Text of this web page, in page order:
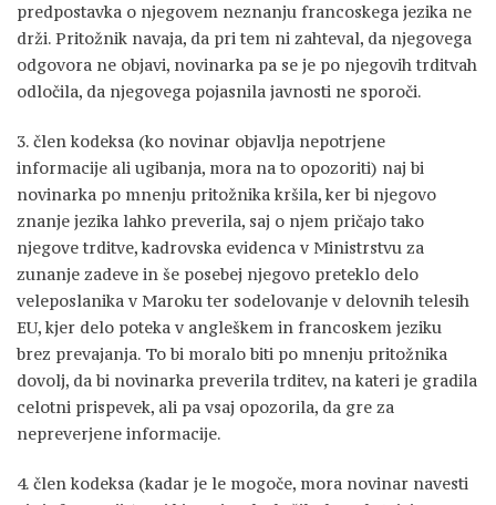
predpostavka o njegovem neznanju francoskega jezika ne
drži. Pritožnik navaja, da pri tem ni zahteval, da njegovega
odgovora ne objavi, novinarka pa se je po njegovih trditvah
odločila, da njegovega pojasnila javnosti ne sporoči.
3. člen kodeksa (ko novinar objavlja nepotrjene
informacije ali ugibanja, mora na to opozoriti) naj bi
novinarka po mnenju pritožnika kršila, ker bi njegovo
znanje jezika lahko preverila, saj o njem pričajo tako
njegove trditve, kadrovska evidenca v Ministrstvu za
zunanje zadeve in še posebej njegovo preteklo delo
veleposlanika v Maroku ter sodelovanje v delovnih telesih
EU, kjer delo poteka v angleškem in francoskem jeziku
brez prevajanja. To bi moralo biti po mnenju pritožnika
dovolj, da bi novinarka preverila trditev, na kateri je gradila
celotni prispevek, ali pa vsaj opozorila, da gre za
nepreverjene informacije.
4. člen kodeksa (kadar je le mogoče, mora novinar navesti